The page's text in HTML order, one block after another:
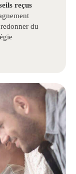
reçus
du